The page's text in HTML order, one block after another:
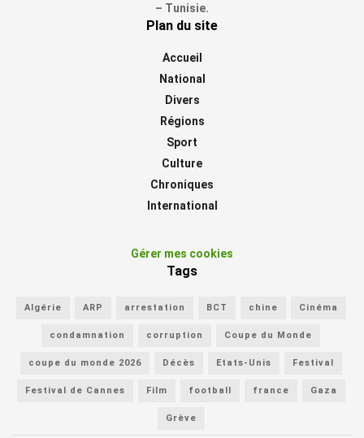
– Tunisie.
Plan du site
Accueil
National
Divers
Régions
Sport
Culture
Chroniques
International
Gérer mes cookies
Tags
Algérie ARP arrestation BCT chine Cinéma
condamnation corruption Coupe du Monde
coupe du monde 2026 Décès Etats-Unis Festival
Festival de Cannes Film football france Gaza
Grève